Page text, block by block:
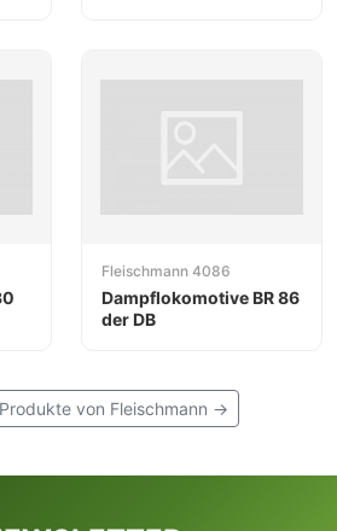
Fleischmann 4086
Dampflokomotive BR 86
der DB
von Fleischmann →